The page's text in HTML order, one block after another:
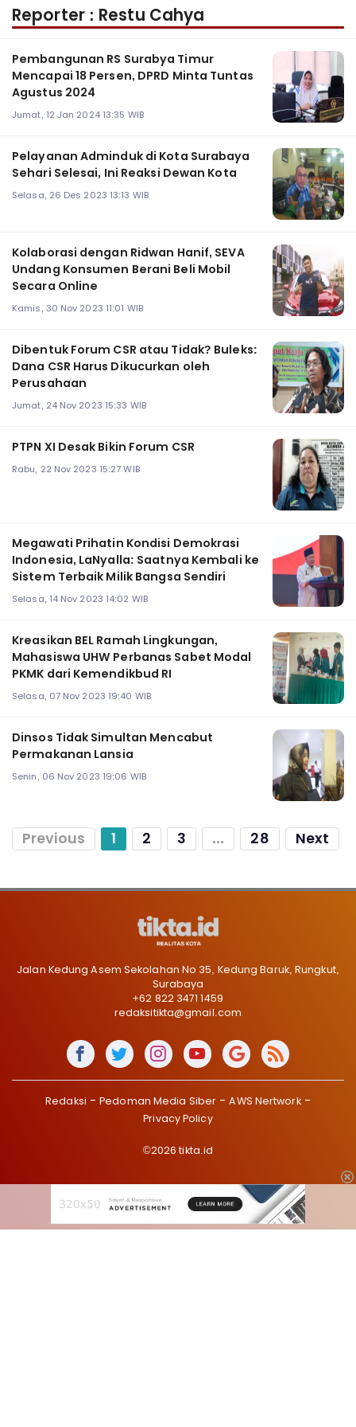
Reporter : Restu Cahya
Pembangunan RS Surabya Timur
Mencapai 18 Persen, DPRD Minta Tuntas
Agustus 2024
Jumat, 12 Jan 2024 13:35 WIB
Pelayanan Adminduk di Kota Surabaya
Sehari Selesai, Ini Reaksi Dewan Kota
Selasa, 26 Des 2023 13:13 WIB
Kolaborasi dengan Ridwan Hanif, SEVA
Undang Konsumen Berani Beli Mobil
Secara Online
Kamis, 30 Nov 2023 11:01 WIB
Dibentuk Forum CSR atau Tidak? Buleks:
Dana CSR Harus Dikucurkan oleh
Perusahaan
Jumat, 24 Nov 2023 15:33 WIB
PTPN XI Desak Bikin Forum CSR
Rabu, 22 Nov 2023 15:27 WIB
Megawati Prihatin Kondisi Demokrasi
Indonesia, LaNyalla: Saatnya Kembali ke
Sistem Terbaik Milik Bangsa Sendiri
Selasa, 14 Nov 2023 14:02 WIB
Kreasikan BEL Ramah Lingkungan,
Mahasiswa UHW Perbanas Sabet Modal
PKMK dari Kemendikbud RI
Selasa, 07 Nov 2023 19:40 WIB
Dinsos Tidak Simultan Mencabut
Permakanan Lansia
Senin, 06 Nov 2023 19:06 WIB
Previous 1 2 3 ... 28 Next
Jalan Kedung Asem Sekolahan No 35, Kedung Baruk, Rungkut,
Surabaya
+62 822 3471 1459
redaksitikta@gmail.com
Redaksi Pedoman Media Siber
AWS Nertwork
Privacy Policy
©2026 tikta.id